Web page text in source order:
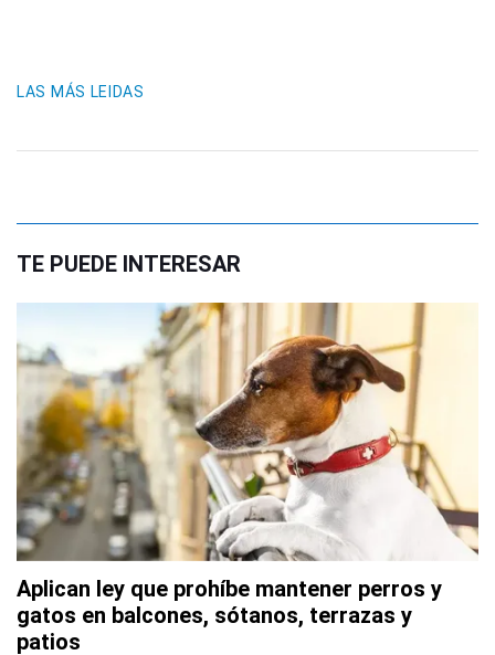
LAS MÁS LEIDAS
TE PUEDE INTERESAR
Aplican ley que prohíbe mantener perros y
gatos en balcones, sótanos, terrazas y
patios